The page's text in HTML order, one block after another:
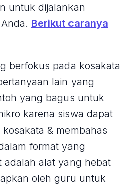
untuk dijalankan
Berikut caranya
berfokus pada kosakata
lain yang
yang bagus untuk
karena siswa dapat
& membahas
format yang
adalah alat yang hebat
oleh guru untuk